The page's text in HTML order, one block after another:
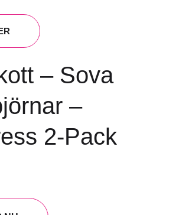
– Sova
–
2-Pack